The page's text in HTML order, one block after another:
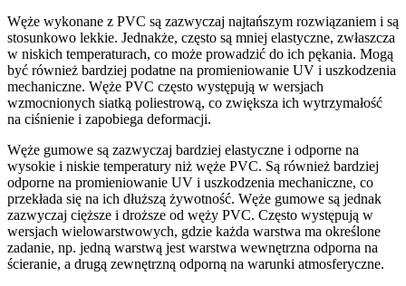
Węże wykonane z PVC są zazwyczaj najtańszym rozwiązaniem i są
stosunkowo lekkie. Jednakże, często są mniej elastyczne, zwłaszcza
w niskich temperaturach, co może prowadzić do ich pękania. Mogą
być również bardziej podatne na promieniowanie UV i uszkodzenia
mechaniczne. Węże PVC często występują w wersjach
wzmocnionych siatką poliestrową, co zwiększa ich wytrzymałość
na ciśnienie i zapobiega deformacji.
Węże gumowe są zazwyczaj bardziej elastyczne i odporne na
wysokie i niskie temperatury niż węże PVC. Są również bardziej
odporne na promieniowanie UV i uszkodzenia mechaniczne, co
przekłada się na ich dłuższą żywotność. Węże gumowe są jednak
zazwyczaj cięższe i droższe od węży PVC. Często występują w
wersjach wielowarstwowych, gdzie każda warstwa ma określone
zadanie, np. jedną warstwą jest warstwa wewnętrzna odporna na
ścieranie, a drugą zewnętrzną odporną na warunki atmosferyczne.